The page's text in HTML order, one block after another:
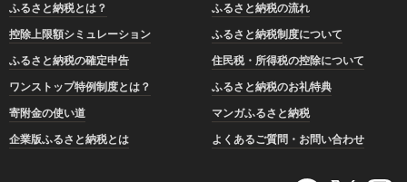
ふるさと納税とは？
ふるさと納税の流れ
控除上限額シミュレーション
ふるさと納税制度について
ふるさと納税の確定申告
住民税・所得税の控除について
ワンストップ特例制度とは？
ふるさと納税のお礼特典
寄附金の使い道
マンガふるさと納税
企業版ふるさと納税とは
よくあるご質問・お問い合わせ